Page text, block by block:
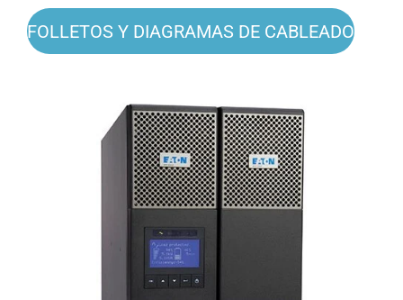
FOLLETOS Y DIAGRAMAS DE CABLEADO